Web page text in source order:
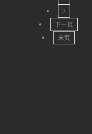
2
下一页
末页